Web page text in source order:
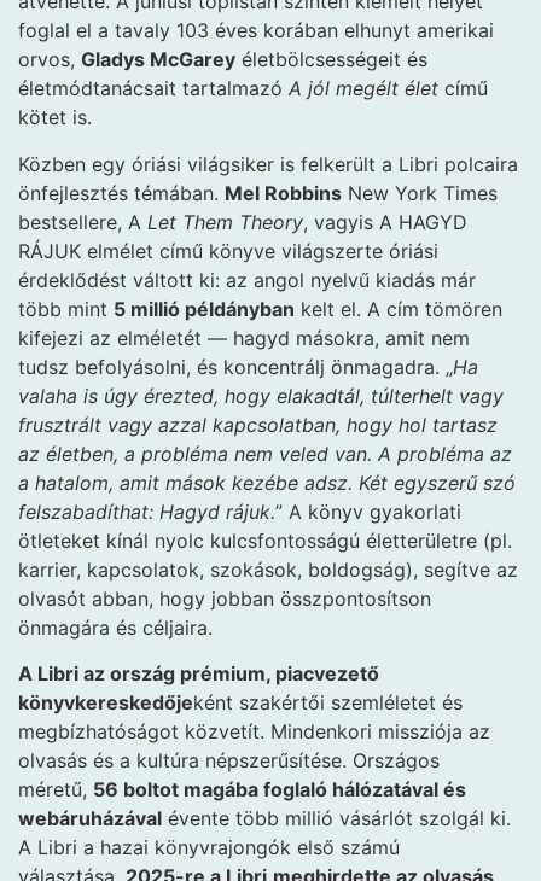
foglal el a tavaly 103 éves korában elhunyt amerikai
orvos, Gladys McGarey életbölcsességeit és
életmódtanácsait tartalmazó A jól megélt élet című
kötet is.
Közben egy óriási világsiker is felkerült a Libri polcaira
önfejlesztés témában. Mel Robbins New York Times
bestsellere, A Let Them Theory, vagyis A HAGYD
RÁJUK elmélet című könyve világszerte óriási
érdeklődést váltott ki: az angol nyelvű kiadás már
több mint 5 millió példányban kelt el. A cím tömören
kifejezi az elméletét — hagyd másokra, amit nem
tudsz befolyásolni, és koncentrálj önmagadra. „Ha
valaha is úgy érezted, hogy elakadtál, túlterhelt vagy
frusztrált vagy azzal kapcsolatban, hogy hol tartasz
az életben, a probléma nem veled van. A probléma az
a hatalom, amit mások kezébe adsz. Két egyszerű szó
felszabadíthat: Hagyd rájuk.” A könyv gyakorlati
ötleteket kínál nyolc kulcsfontosságú életterületre (pl.
karrier, kapcsolatok, szokások, boldogság), segítve az
olvasót abban, hogy jobban összpontosítson
önmagára és céljaira.
A Libri az ország prémium, piacvezető
könyvkereskedőjeként szakértői szemléletet és
megbízhatóságot közvetít. Mindenkori missziója az
olvasás és a kultúra népszerűsítése. Országos
méretű, 56 boltot magába foglaló hálózatával és
webáruházával évente több millió vásárlót szolgál ki.
A Libri a hazai könyvrajongók első számú